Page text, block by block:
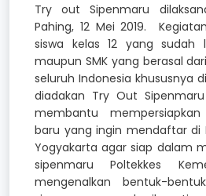
Try out Sipenmaru
Pahing, 12 Mei 2019.
siswa kelas 12 yang sudah
maupun SMK yang berasal
seluruh Indonesia khususnya
diadakan Try Out
membantu
baru yang ingin mendaftar di
Yogyakarta agar siap dalam
sipenmaru Poltekkes
mengenalkan bentuk-